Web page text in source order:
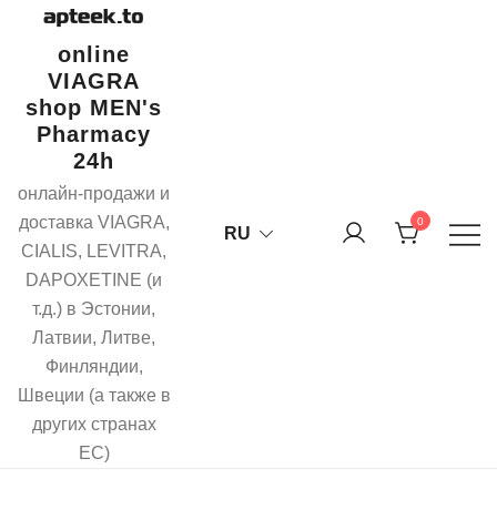
Перейти
содержимому
online
VIAGRA
shop MEN's
Pharmacy
24h
онлайн-продажи и
доставка VIAGRA,
CIALIS, LEVITRA,
DAPOXETINE (и
т.д.) в Эстонии,
Латвии, Литве,
Финляндии,
Швеции (а также в
других странах
ЕС)
RU
0